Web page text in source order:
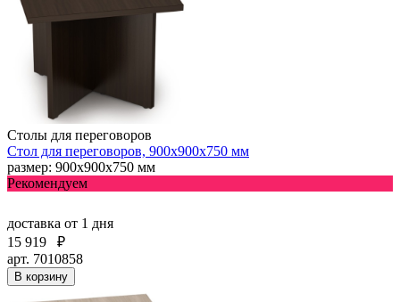
Столы для переговоров
Стол для переговоров, 900х900х750 мм
размер: 900х900х750 мм
Рекомендуем
доставка от 1 дня
15 919
₽
арт. 7010858
В корзину